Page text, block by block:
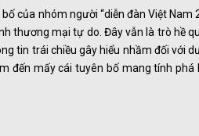
của nhóm người “diễn đàn Việt
thương mại tự do. Đây vẫn là trò hề
tin trái chiều gây hiểu nhầm đối với
đến mấy cái tuyên bố mang tính